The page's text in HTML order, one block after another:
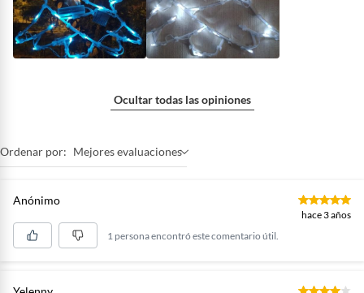
Ocultar todas las opiniones
Ordenar por: Mejores evaluaciones
Anónimo
hace 3 años
1 persona encontró este comentario útil.